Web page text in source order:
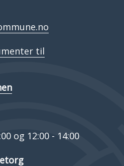
til
og 12:00 - 14:00